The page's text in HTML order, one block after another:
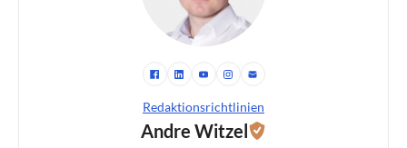
Redaktionsrichtlinien
Andre Witzel